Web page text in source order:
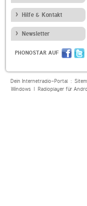
Hilfe & Kontakt
Newsletter
PHONOSTAR AUF
Dein Internetradio-Portal :
Windows| Radioplayer für